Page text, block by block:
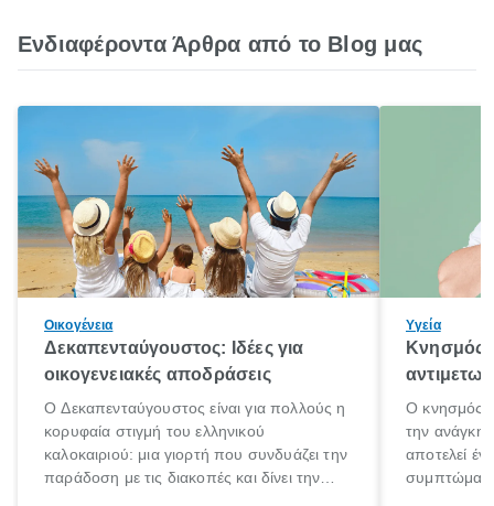
Ενδιαφέροντα Άρθρα από το Blog μας
Οικογένεια
Δεκαπενταύγουστος: Ιδέες για
οικογενειακές αποδράσεις
Ο Δεκαπενταύγουστος είναι για πολλούς η
κορυφαία στιγμή του ελληνικού
καλοκαιριού: μια γιορτή που συνδυάζει την
παράδοση με τις διακοπές και δίνει την
Υγεία
Κνησμός:
Ο κνησμός
την ανάγκη
αποτελεί